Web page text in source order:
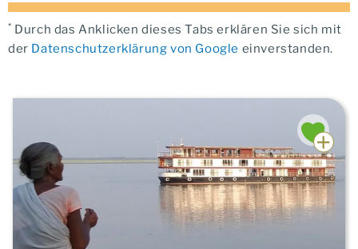
* Durch das Anklicken dieses Tabs erklären Sie sich mit
der Datenschutzerklärung von Google einverstanden.